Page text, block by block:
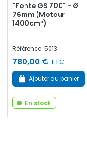
"Fonte GS 700" - Ø
76mm (Moteur
1400cm³)
Référence: 5013
780,00 € TTC
Ajouter au panier
En stock